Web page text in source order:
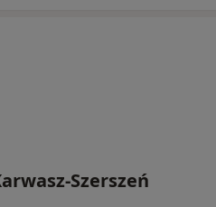
Szerszeń